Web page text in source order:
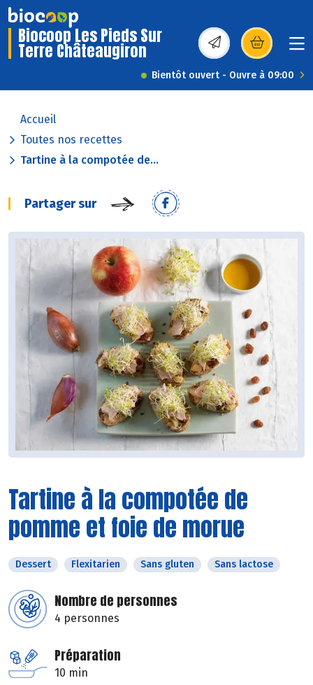
Biocoop Les Pieds Sur
Terre Châteaugiron (s’ouvre dans une
Bientôt ouvert - Ouvre à 09:00
Accueil
Toutes nos recettes
Tartine à la compotée de...
Partager sur
Tartine à la compotée de
pomme et foie de morue
Dessert Flexitarien Sans gluten Sans lactose
Nombre de personnes
4 personnes
Préparation
10 min